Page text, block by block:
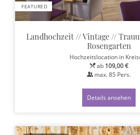
FEATURED
Landhochzeit // Vintage //
Rosengarten
Hochzeitslocation in
ab 109,00 €
max. 85 Pers.
Details ansehen